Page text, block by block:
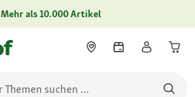
Mehr als 10.000 Artikel